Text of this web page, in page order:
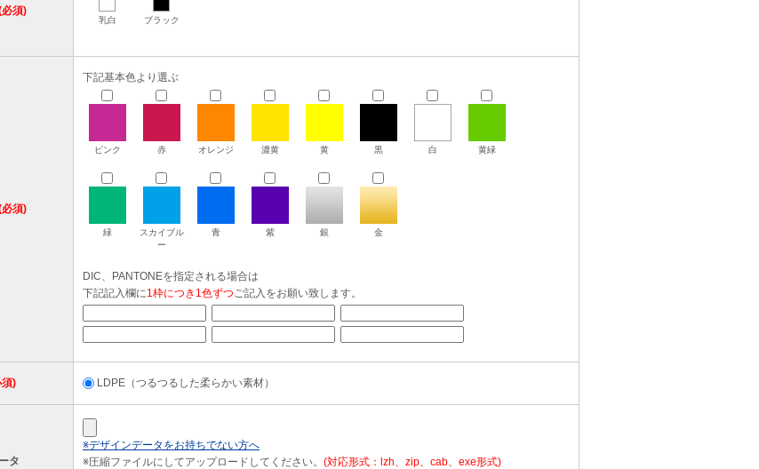
須)
乳白 ブラック
須)
下記基本色より選ぶ
ピンク 赤 オレンジ 濃黄 黄 黒 白 黄緑
緑
スカイブル
ー
青 紫 銀 金
DIC、PANTONEを指定される場合は
下記記入欄に1枠につき1色ずつご記入をお願い致します。
) LDPE（つるつるした柔らかい素材）
タ
※デザインデータをお持ちでない方へ
※圧縮ファイルにしてアップロードしてください。 (対応形式：lzh、zip、cab、exe形式)